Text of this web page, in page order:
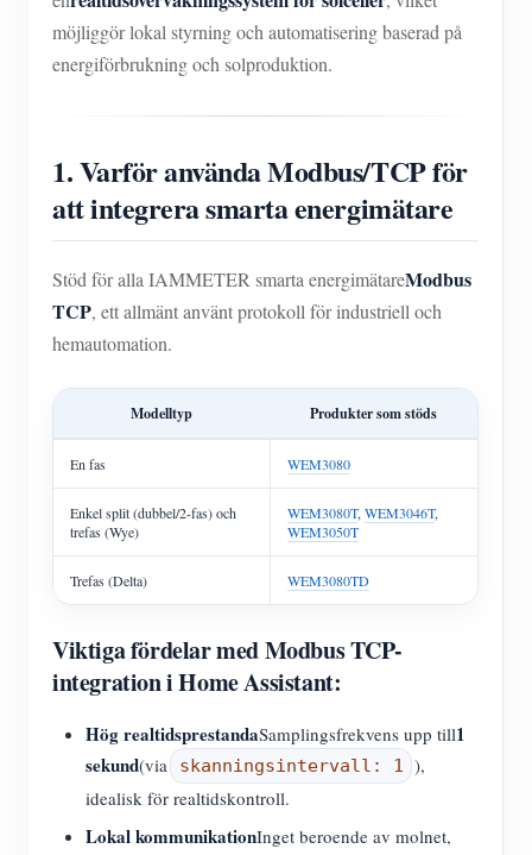
möjliggör lokal styrning och automatisering baserad på
energiförbrukning och solproduktion.
1. Varför använda Modbus/TCP för
att integrera smarta energimätare
Stöd för alla IAMMETER smarta energimätareModbus
TCP, ett allmänt använt protokoll för industriell och
hemautomation.
Modelltyp Produkter som stöds
En fas WEM3080
Enkel split (dubbel/2-fas) och
trefas (Wye)
WEM3080T, WEM3046T,
WEM3050T
Trefas (Delta) WEM3080TD
Viktiga fördelar med Modbus TCP-
integration i Home Assistant:
Hög realtidsprestandaSamplingsfrekvens upp till1
sekund(via skanningsintervall: 1 ),
idealisk för realtidskontroll.
Lokal kommunikationInget beroende av molnet,